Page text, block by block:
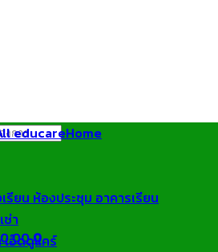
0.000
Home
ยน ห้องประชุม อาคารเรียน
ช่า
เอ็ดดูแคร์